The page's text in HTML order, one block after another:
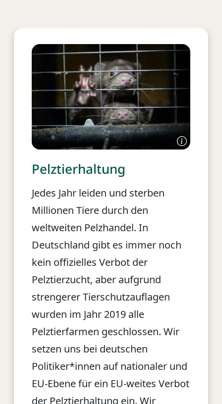
Pelztierhaltung
Jedes Jahr leiden und sterben
Millionen Tiere durch den
weltweiten Pelzhandel. In
Deutschland gibt es immer noch
kein offizielles Verbot der
Pelztierzucht, aber aufgrund
strengerer Tierschutzauflagen
wurden im Jahr 2019 alle
Pelztierfarmen geschlossen. Wir
setzen uns bei deutschen
Politiker*innen auf nationaler und
EU-Ebene für ein EU-weites Verbot
der Pelztierhaltung ein. Wir